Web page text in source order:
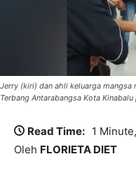
Jerry (kiri) dan ahli keluarga mangsa
Terbang Antarabangsa Kota
Read Time: 1
Oleh FLORIETA DIET